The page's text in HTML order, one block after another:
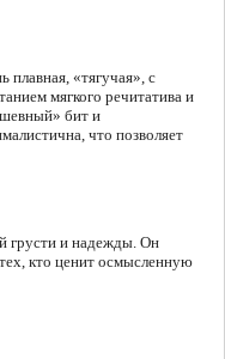
«тягучая», с
мягкого речитатива и
бит и
что позволяет
грусти и надежды. Он
кто ценит осмысленную